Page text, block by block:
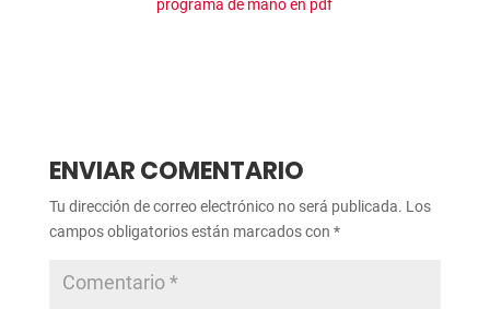
programa de mano en pdf
ENVIAR COMENTARIO
Tu dirección de correo electrónico no será publicada. Los
campos obligatorios están marcados con *